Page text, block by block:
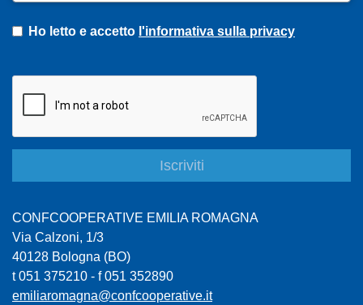
Ho letto e accetto l'informativa sulla privacy
CONFCOOPERATIVE EMILIA ROMAGNA
Via Calzoni, 1/3
40128 Bologna (BO)
t 051 375210 - f 051 352890
emiliaromagna@confcooperative.it